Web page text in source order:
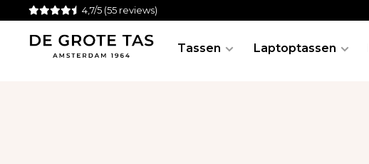
4,7/5 (55 reviews)
Tassen Laptoptassen